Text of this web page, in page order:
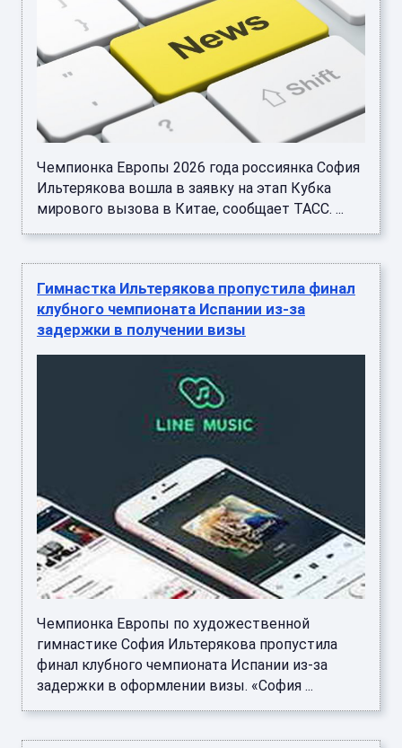
Чемпионка Европы 2026 года россиянка София
Ильтерякова вошла в заявку на этап Кубка
мирового вызова в Китае, сообщает ТАСС. ...
Гимнастка Ильтерякова пропустила финал
клубного чемпионата Испании из-за
задержки в получении визы
Чемпионка Европы по художественной
гимнастике София Ильтерякова пропустила
финал клубного чемпионата Испании из-за
задержки в оформлении визы. «София ...